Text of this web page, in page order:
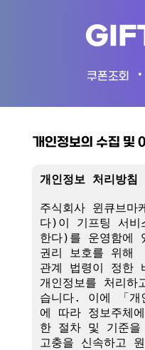
쿠폰조회 •
개인정보의 수집 및
개인정보 처리방침
주식회사 윈큐브
다)이 기프팅 서
한다)를 운영함에
권리 보호를 위해
관계 법령이 정한
개인정보를 처리
습니다. 이에 「개
에 따라 정보주체
한 절차 및 기준
고충을 신속하고